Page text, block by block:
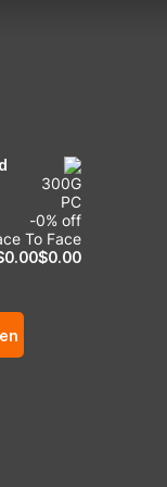
300G
PC
-0% off
To Face
0.00$0.00